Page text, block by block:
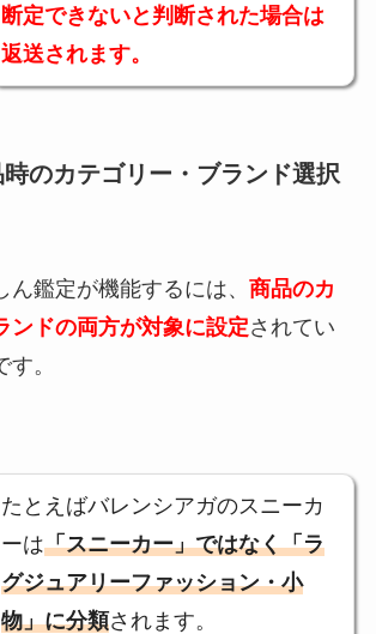
断定できないと判断された場合は
返送されます。
のカテゴリー・ブランド選択
ん鑑定が機能するには、 商品のカ
ンドの両方が対象に設定されてい
。
たとえばバレンシアガのスニーカ
ーは「スニーカー」ではなく「ラ
グジュアリーファッション・小
物」に分類されます。